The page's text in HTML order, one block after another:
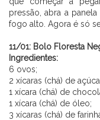
pressão, abra a
fogo alto. Agora é só
11/01: Bolo Floresta
Ingredientes:
6 ovos;
2 xícaras (chá) de
1 xícara (chá) de
1 xícara (chá) de óleo;
3 xícaras (chá) de